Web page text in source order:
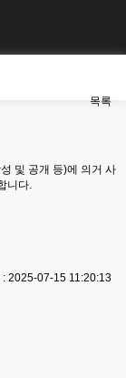
목록
및 공개 등)에 의거 사
니다.
: 2025-07-15 11:20:13